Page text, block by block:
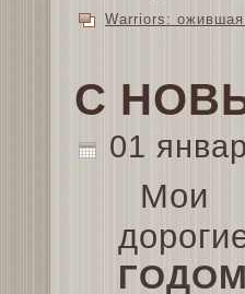
Warriors: ожившая
С
01
Мои